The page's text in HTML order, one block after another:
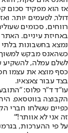
דולר, לפעמים יותר.
רווחים, סכומים
באחיזת עיניים. האתר
נמצא בחשבונות
כשהאנס מבקש למשוך
לשלם עמלה, להשקיע
כסף מוצא את עצמו
בצד עבור צאצאיו.
עו"ד ד"ר פלוס:
הקבוצה בווטסאפ.
כפיים ששלחו חברי
זה אני לא אוותר!'"
על פי ההערכות,